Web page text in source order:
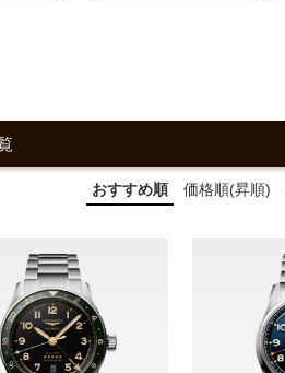
おすすめ順 価格順(昇順)